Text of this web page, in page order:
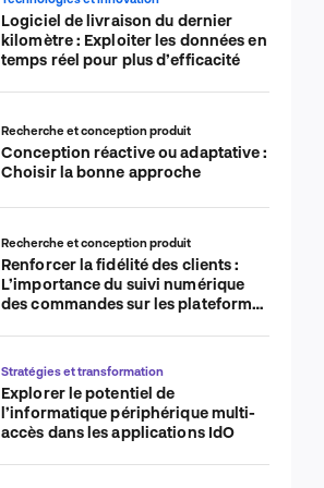
Logiciel de livraison du dernier
kilomètre : Exploiter les données en
temps réel pour plus d’efficacité
Recherche et conception produit
Conception réactive ou adaptative :
Choisir la bonne approche
Recherche et conception produit
Renforcer la fidélité des clients :
L’importance du suivi numérique
des commandes sur les plateformes
Stratégies et transformation
Explorer le potentiel de
l’informatique périphérique multi-
accès dans les applications IdO